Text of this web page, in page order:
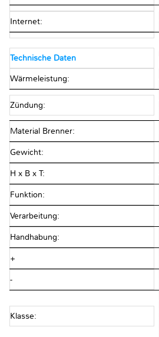
Internet:
Technische Daten
Wärmeleistung:
Zündung:
Material Brenner:
Gewicht:
H x B x T:
Funktion:
Verarbeitung:
Handhabung:
+
-
Klasse: